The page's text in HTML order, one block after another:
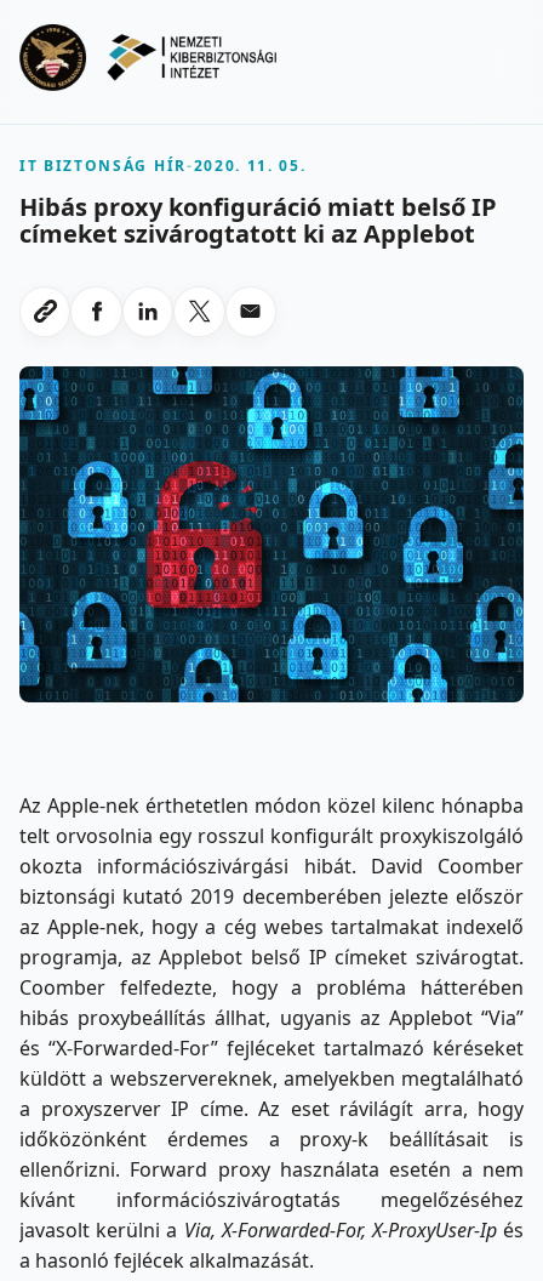
IT BIZTONSÁG HÍR-2020. 11. 05.
Hibás proxy konfiguráció miatt belső IP
címeket szivárogtatott ki az Applebot
Link masolasa
Megosztas Facebookon
Megosztas LinkedInen
Megosztas X-en
Megosztas emailben
Az Apple-nek érthetetlen módon közel kilenc hónapba
telt orvosolnia egy rosszul konfigurált proxykiszolgáló
okozta információszivárgási hibát. David Coomber
biztonsági kutató 2019 decemberében jelezte először
az Apple-nek, hogy a cég webes tartalmakat indexelő
programja, az Applebot belső IP címeket szivárogtat.
Coomber felfedezte, hogy a probléma hátterében
hibás proxybeállítás állhat, ugyanis az Applebot “Via”
és “X-Forwarded-For” fejléceket tartalmazó kéréseket
küldött a webszervereknek, amelyekben megtalálható
a proxyszerver IP címe. Az eset rávilágít arra, hogy
időközönként érdemes a proxy-k beállításait is
ellenőrizni. Forward proxy használata esetén a nem
kívánt információszivárogtatás megelőzéséhez
javasolt kerülni a Via, X-Forwarded-For, X-ProxyUser-Ip és
a hasonló fejlécek alkalmazását.